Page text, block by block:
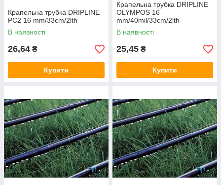
Крапельна трубка DRIPLINE
PC2 16 mm/33cm/2lth
В наявності
26,64 ₴
Купити
Крапельна трубка DRIPLINE
OLYMPOS 16
mm/40mil/33cm/2lth
В наявності
25,45 ₴
Купити